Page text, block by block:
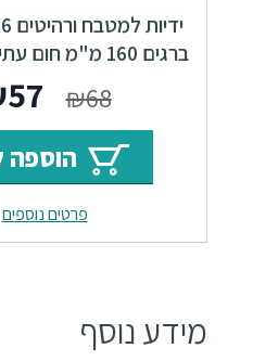
ברגים 160 מ"מ חום עתיק F23 Fold
₪68
57
הוספה
פרטים נוספים
מידע נוסף